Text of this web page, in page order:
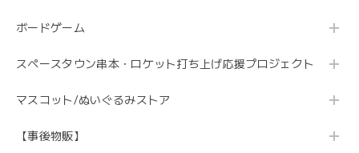
ボードゲーム
スペースタウン串本・ロケット打ち上げ応援プロジェクト
マスコット/ぬいぐるみストア
【事後物販】